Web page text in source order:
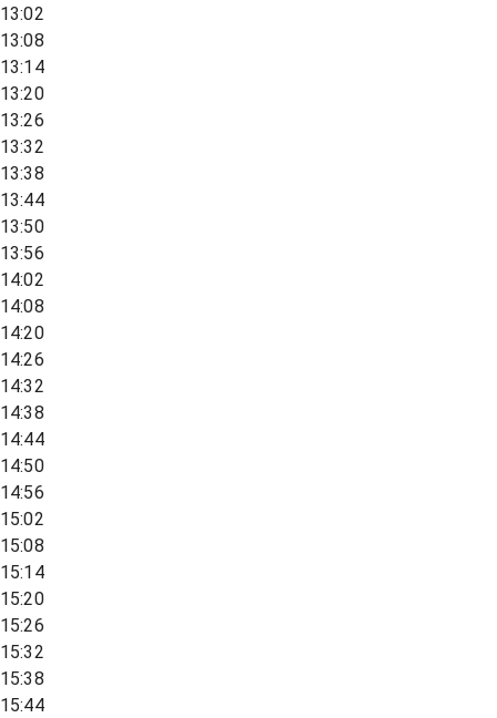
13:02
13:08
13:14
13:20
13:26
13:32
13:38
13:44
13:50
13:56
14:02
14:08
14:20
14:26
14:32
14:38
14:44
14:50
14:56
15:02
15:08
15:14
15:20
15:26
15:32
15:38
15:44